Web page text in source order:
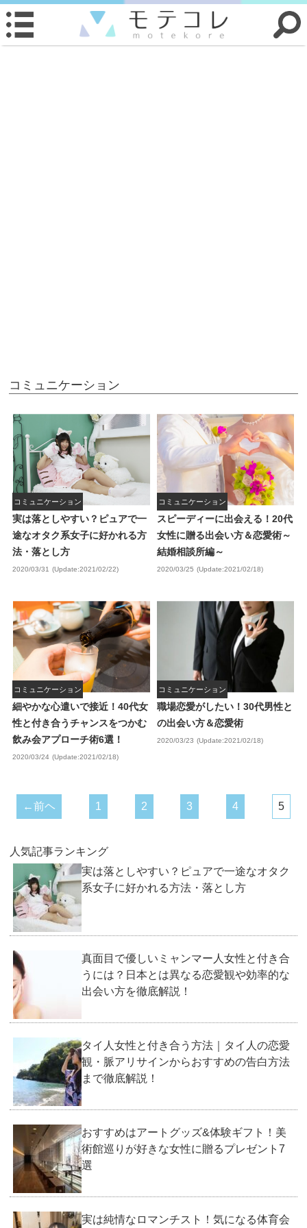
コミュニケーション
コミュニケーション
実は落としやすい？ピュアで一
途なオタク系女子に好かれる方
法・落とし方
2020/03/31 (Update:2021/02/22)
コミュニケーション
スピーディーに出会える！20代
女性に贈る出会い方＆恋愛術～
結婚相談所編～
2020/03/25 (Update:2021/02/18)
コミュニケーション
細やかな心遣いで接近！40代女
性と付き合うチャンスをつかむ
飲み会アプローチ術6選！
2020/03/24 (Update:2021/02/18)
コミュニケーション
職場恋愛がしたい！30代男性と
の出会い方＆恋愛術
2020/03/23 (Update:2021/02/18)
←前ヘ 1 2 3 4 5
人気記事ランキング
実は落としやすい？ピュアで一途なオタク
系女子に好かれる方法・落とし方
真面目で優しいミャンマー人女性と付き合
うには？日本とは異なる恋愛観や効率的な
出会い方を徹底解説！
タイ人女性と付き合う方法｜タイ人の恋愛
観・脈アリサインからおすすめの告白方法
まで徹底解説！
おすすめはアートグッズ&体験ギフト！美
術館巡りが好きな女性に贈るプレゼント7
選
実は純情なロマンチスト！気になる体育会